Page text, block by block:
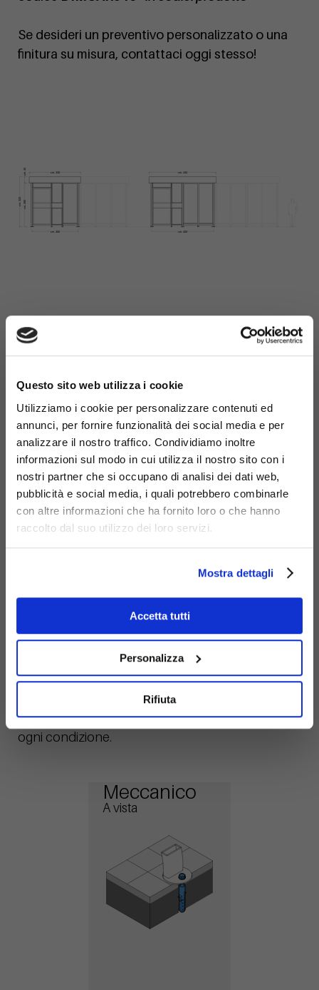
Questo sito web utilizza i cookie
Utilizziamo i cookie per personalizzare contenuti ed
annunci, per fornire funzionalità dei social media e per
analizzare il nostro traffico. Condividiamo inoltre
informazioni sul modo in cui utilizza il nostro sito con i
nostri partner che si occupano di analisi dei dati web,
pubblicità e social media, i quali potrebbero combinarle
con altre informazioni che ha fornito loro o che hanno
raccolto dal suo utilizzo dei loro servizi.
Mostra dettagli
Accetta tutti
Personalizza
Rifiuta
Se desideri un preventivo personalizzato o una
finitura su misura, contattaci oggi stesso!
Materiali
Vetro Acciaio
zincato
Ancoraggio
Scopri le nostre soluzioni avanzate per un
ancoraggio al terreno solido e sicuro. Garantisci la
massima stabilità e affidabilità per la tua struttura in
ogni condizione.
Meccanico
A vista